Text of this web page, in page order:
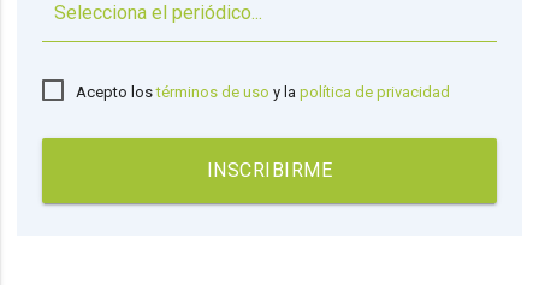
Acepto lostérminos de uso y lapolítica de privacidad
INSCRIBIRME